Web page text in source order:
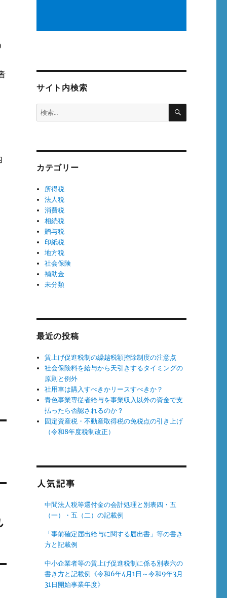
サイト内検索
検
索:
検
カテゴリー
所得税
法人税
消費税
相続税
贈与税
印紙税
地方税
社会保険
補助金
未分類
最近の投稿
賃上げ促進税制の繰越税額控除制度の注意点
社会保険料を給与から天引きするタイミングの
原則と例外
社用車は購入すべきかリースすべきか？
青色事業専従者給与を事業収入以外の資金で支
払ったら否認されるのか？
固定資産税・不動産取得税の免税点の引き上げ
（令和8年度税制改正）
人気記事
中間法人税等還付金の会計処理と別表四・五
（一）・五（二）の記載例
「事前確定届出給与に関する届出書」等の書き
方と記載例
中小企業者等の賃上げ促進税制に係る別表六の
書き方と記載例《令和6年4月1日～令和9年3月
31日開始事業年度》